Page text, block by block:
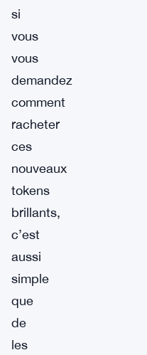
si
vous
vous
demandez
comment
racheter
ces
nouveaux
tokens
brillants,
c’est
aussi
simple
que
de
les